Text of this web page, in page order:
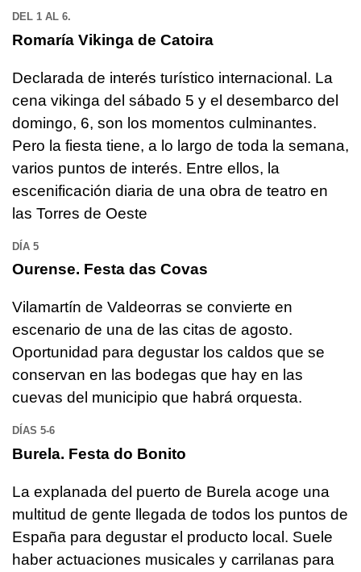
DEL 1 AL 6.
Romaría Vikinga de Catoira
Declarada de interés turístico internacional. La
cena vikinga del sábado 5 y el desembarco del
domingo, 6, son los momentos culminantes.
Pero la fiesta tiene, a lo largo de toda la semana,
varios puntos de interés. Entre ellos, la
escenificación diaria de una obra de teatro en
las Torres de Oeste
DÍA 5
Ourense. Festa das Covas
Vilamartín de Valdeorras se convierte en
escenario de una de las citas de agosto.
Oportunidad para degustar los caldos que se
conservan en las bodegas que hay en las
cuevas del municipio que habrá orquesta.
DÍAS 5-6
Burela. Festa do Bonito
La explanada del puerto de Burela acoge una
multitud de gente llegada de todos los puntos de
España para degustar el producto local. Suele
haber actuaciones musicales y carrilanas para